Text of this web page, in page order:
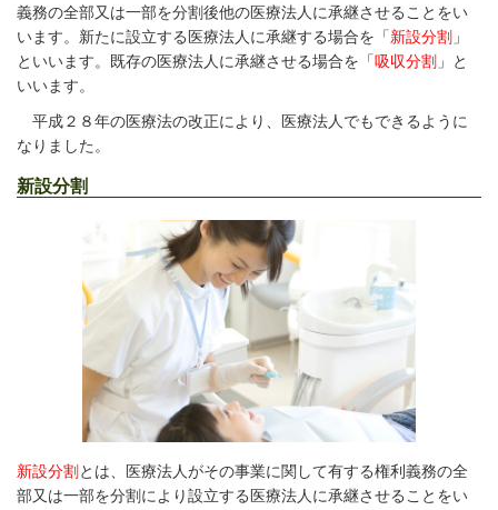
義務の全部又は一部を分割後他の医療法人に承継させることをい
います。新たに設立する医療法人に承継する場合を「新設分割 」
といいます。既存の医療法人に承継させる場合を「吸収分割 」と
いいます。
平成２８年の医療法の改正により、医療法人でもできるように
なりました。
新設分割
新設分割 とは、医療法人がその事業に関して有する権利義務の全
部又は一部を分割により設立する医療法人に承継させることをい